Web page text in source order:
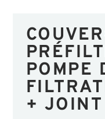
POMPE
+ JOINT